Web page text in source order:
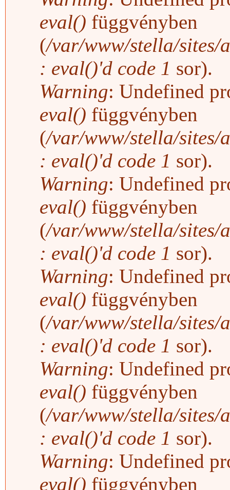
eval() függvényben
(/var/www/stella/sites/
: eval()'d code 1 sor).
Warning: Undefined
eval() függvényben
(/var/www/stella/sites/
: eval()'d code 1 sor).
Warning: Undefined
eval() függvényben
(/var/www/stella/sites/
: eval()'d code 1 sor).
Warning: Undefined
eval() függvényben
(/var/www/stella/sites/
: eval()'d code 1 sor).
Warning: Undefined
eval() függvényben
(/var/www/stella/sites/
: eval()'d code 1 sor).
Warning: Undefined
eval() függvényben